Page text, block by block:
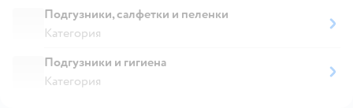
Подгузники, салфетки и пеленки
Категория
Подгузники и гигиена
Категория